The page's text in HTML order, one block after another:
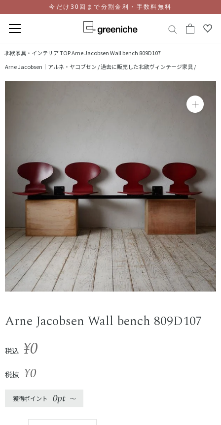
テ
ン
今だけ30回まで分割金利・手数料無料
北欧家具・インテリア TOPArne Jacobsen Wall bench 809D107
Arne Jacobsen｜アルネ・ヤコブセン /過去に販売した北欧ヴィンテージ家具 /
Arne Jacobsen Wall bench 809D107
税込 ¥0
税抜 ¥0
獲得ポイント 0pt 〜